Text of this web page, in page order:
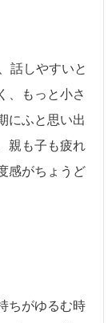
話しやすいと
、もっと小さ
にふと思い出
親も子も疲れ
感がちょうど
ちがゆるむ時